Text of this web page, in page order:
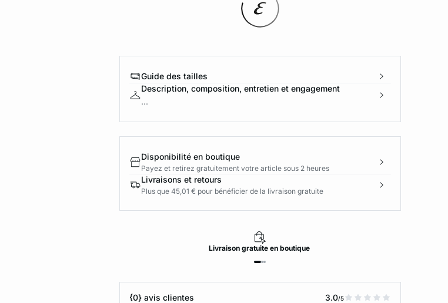
Guide des tailles
Description, composition, entretien et engagement
...
Disponibilité en boutique
Payez et retirez gratuitement votre article sous 2 heures
Livraisons et retours
Plus que 45,01 € pour bénéficier de la livraison gratuite
Livraison gratuite en boutique
{0} avis clientes 3.0/5